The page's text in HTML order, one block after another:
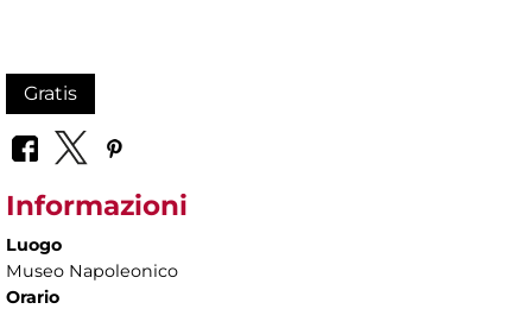
Gratis
Informazioni
Luogo
Museo Napoleonico
Orario